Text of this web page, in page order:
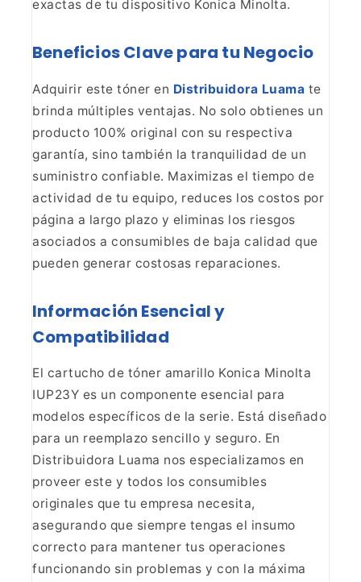
exactas de tu dispositivo Konica Minolta.
Beneficios Clave para tu Negocio
Adquirir este tóner en Distribuidora Luama te
brinda múltiples ventajas. No solo obtienes un
producto 100% original con su respectiva
garantía, sino también la tranquilidad de un
suministro confiable. Maximizas el tiempo de
actividad de tu equipo, reduces los costos por
página a largo plazo y eliminas los riesgos
asociados a consumibles de baja calidad que
pueden generar costosas reparaciones.
Información Esencial y
Compatibilidad
El cartucho de tóner amarillo Konica Minolta
IUP23Y es un componente esencial para
modelos específicos de la serie. Está diseñado
para un reemplazo sencillo y seguro. En
Distribuidora Luama nos especializamos en
proveer este y todos los consumibles
originales que tu empresa necesita,
asegurando que siempre tengas el insumo
correcto para mantener tus operaciones
funcionando sin problemas y con la máxima